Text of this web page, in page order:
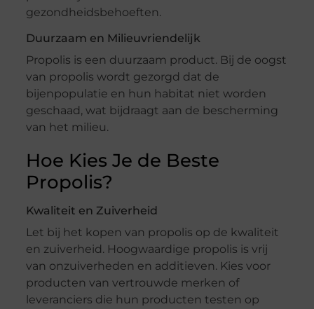
gezondheidsbehoeften.
Duurzaam en Milieuvriendelijk
Propolis is een duurzaam product. Bij de oogst
van propolis wordt gezorgd dat de
bijenpopulatie en hun habitat niet worden
geschaad, wat bijdraagt aan de bescherming
van het milieu.
Hoe Kies Je de Beste
Propolis?
Kwaliteit en Zuiverheid
Let bij het kopen van propolis op de kwaliteit
en zuiverheid. Hoogwaardige propolis is vrij
van onzuiverheden en additieven. Kies voor
producten van vertrouwde merken of
leveranciers die hun producten testen op